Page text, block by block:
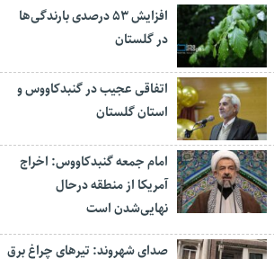
افزایش ۵۳ درصدی بارندگی‌ها
در گلستان
اتفاقی عجیب در‌ گنبدکاووس و
استان گلستان
امام جمعه گنبدکاووس: اخراج
آمریکا از منطقه درحال
نهایی‌شدن است
صدای شهروند: تیرهای چراغ برق